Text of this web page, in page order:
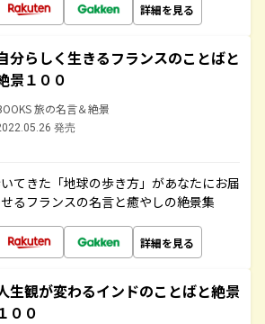
詳細を見る
分らしく生きるフランスのことばと
景１００
旅の名言＆絶景
発売
てきた「地球の歩き方」があなたにお届
るフランスの名言と癒やしの絶景集
詳細を見る
生観が変わるインドのことばと絶景
００